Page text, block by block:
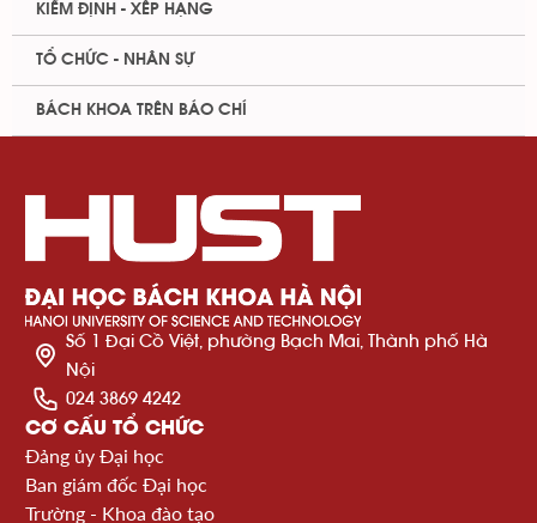
KIỂM ĐỊNH - XẾP HẠNG
TỔ CHỨC - NHÂN SỰ
BÁCH KHOA TRÊN BÁO CHÍ
Số 1 Đại Cồ Việt, phường Bạch Mai, Thành phố Hà
Nội
024 3869 4242
CƠ CẤU TỔ CHỨC
Đảng ủy Đại học
Ban giám đốc Đại học
Trường - Khoa đào tạo